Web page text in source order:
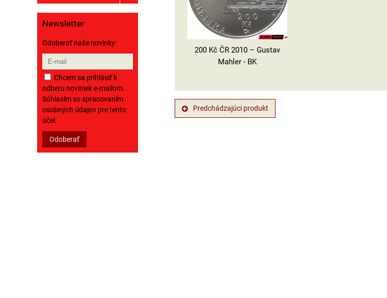
200 Kč ČR 2010 – Gustav
Mahler - BK
Predchádzajúci produkt
Newsletter
Odoberať naše novinky:
Chcem sa prihlásiť k
odberu noviniek e-mailom.
Súhlasím so spracovaním
osobných údajov pre tento
účel.
Odoberať